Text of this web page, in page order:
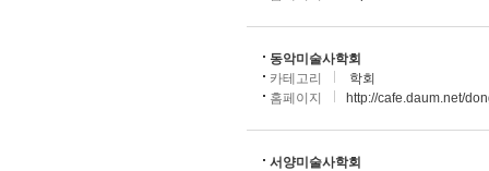
동악미술사학회
카테고리
학회
홈페이지
http://cafe.daum.net/
서양미술사학회